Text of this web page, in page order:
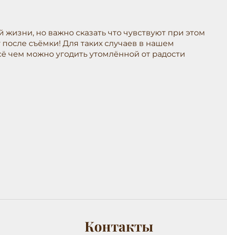
но важно сказать что чувствуют при этом
съёмки! Для таких случаев в нашем
чем можно угодить утомлённой от радости
Контакты